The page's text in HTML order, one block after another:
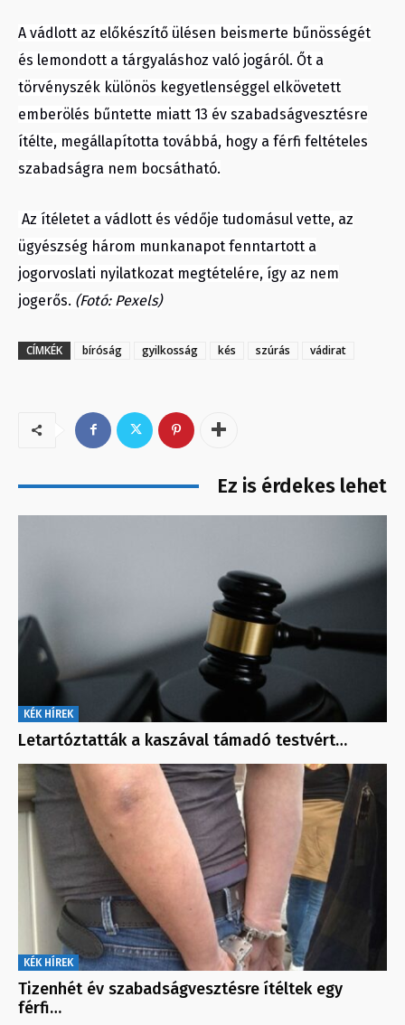
A vádlott az előkészítő ülésen beismerte bűnösségét
és lemondott a tárgyaláshoz való jogáról. Őt a
törvényszék különös kegyetlenséggel elkövetett
emberölés bűntette miatt 13 év szabadságvesztésre
ítélte, megállapította továbbá, hogy a férfi feltételes
szabadságra nem bocsátható.
Az ítéletet a vádlott és védője tudomásul vette, az
ügyészség három munkanapot fenntartott a
jogorvoslati nyilatkozat megtételére, így az nem
jogerős. (Fotó: Pexels)
CÍMKÉK bíróság gyilkosság kés szúrás vádirat
Ez is érdekes lehet
KÉK HÍREK
Letartóztatták a kaszával támadó testvért…
KÉK HÍREK
Tizenhét év szabadságvesztésre ítéltek egy
férfi…